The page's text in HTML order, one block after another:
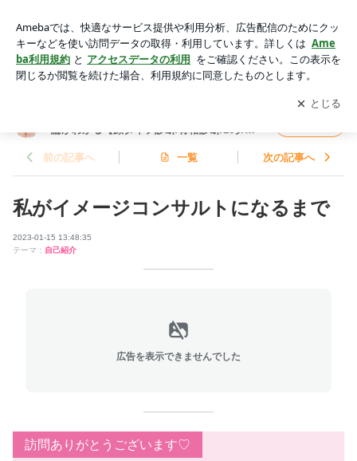
ただけのオシャレ理論がわかる【顔タイプ診断/骨格診断/16タ
イプ・パーソナルカラー診断】
アプリをダウンロードして ブログの更新通知
を受け取りまし
ょう。
開く
論がわかる【顔タイプ診断/骨格診断/16タイ
前の記事へ 一覧 次の記事へ
私がイメージコンサルトになるまで
2023-01-15 13:48:35
テーマ： 自己紹介
広告を表示できませんでした
訪問ありがとうございます♡